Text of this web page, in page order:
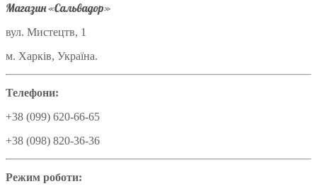
Магазин «Сальвадор»
вул. Мистецтв, 1
м. Харків, Україна.
Телефони:
+38 (099) 620-66-65
+38 (098) 820-36-36
Режим роботи: